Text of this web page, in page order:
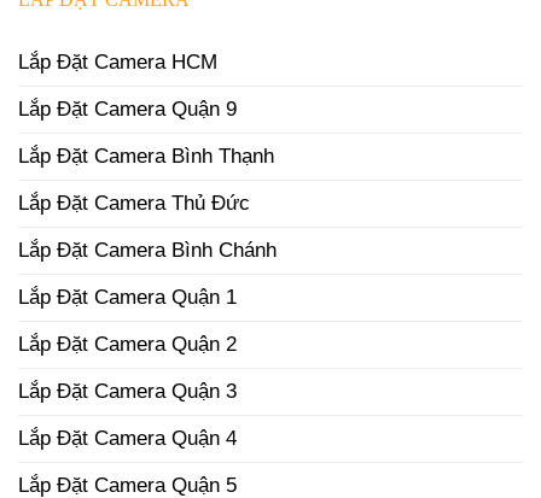
Lắp Đặt Camera HCM
Lắp Đặt Camera Quận 9
Lắp Đặt Camera Bình Thạnh
Lắp Đặt Camera Thủ Đức
Lắp Đặt Camera Bình Chánh
Lắp Đặt Camera Quận 1
Lắp Đặt Camera Quận 2
Lắp Đặt Camera Quận 3
Lắp Đặt Camera Quận 4
Lắp Đặt Camera Quận 5